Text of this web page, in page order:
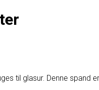
til glasur. Denne spand